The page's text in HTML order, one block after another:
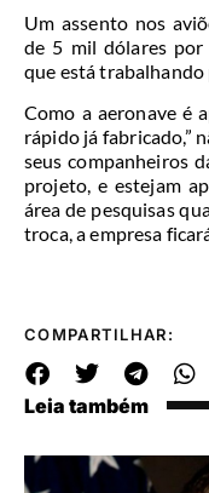
Um assento nos
de 5 mil dólares por
que está
Como a aeronave é
rápido já fabricado,”
seus companheiros
projeto, e estejam
área de pesquisas
troca, a empresa
COMPARTILHAR:
Leia também